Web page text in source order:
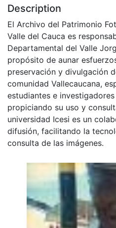
Description
El Archivo del Patrimonio
Valle del Cauca es
Departamental del Valle
propósito de aunar
preservación y divulgación
comunidad Vallecaucana,
estudiantes e
propiciando su uso y
universidad Icesi es un
difusión, facilitando la
consulta de las imágenes.